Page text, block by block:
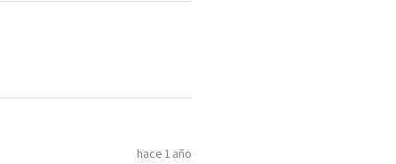
hace 1 año